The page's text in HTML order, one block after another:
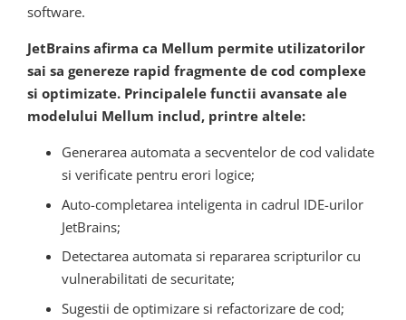
software.
JetBrains afirma ca Mellum permite utilizatorilor
sai sa genereze rapid fragmente de cod complexe
si optimizate. Principalele functii avansate ale
modelului Mellum includ, printre altele:
Generarea automata a secventelor de cod validate
si verificate pentru erori logice;
Auto-completarea inteligenta in cadrul IDE-urilor
JetBrains;
Detectarea automata si repararea scripturilor cu
vulnerabilitati de securitate;
Sugestii de optimizare si refactorizare de cod;